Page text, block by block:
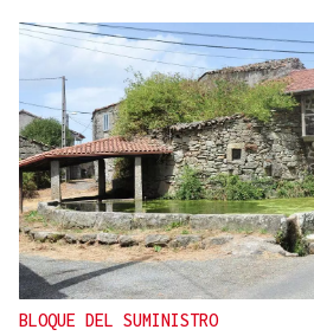
BLOQUE DEL SUMINISTRO